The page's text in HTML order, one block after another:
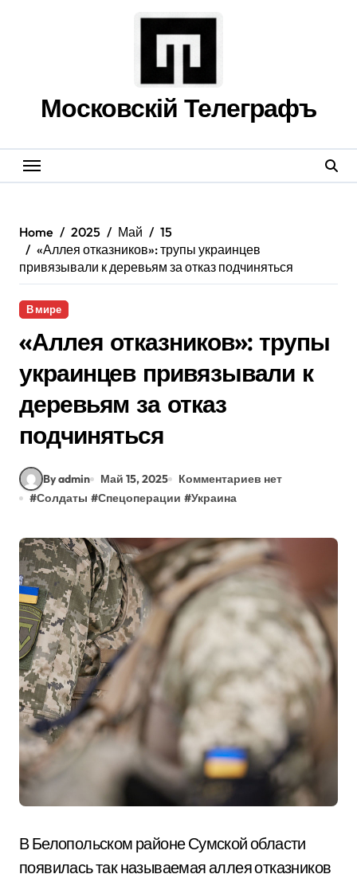
Московскій Телеграфъ
Home 2025 Май
15
«Аллея отказников»: трупы украинцев
привязывали к деревьям за отказ подчиняться
В мире
«Аллея отказников»: трупы
украинцев привязывали к
деревьям за отказ
подчиняться
By admin Май 15, 2025
Комментариев нет
#Солдаты #Спецоперации #Украина
В Белопольском районе Сумской области
появилась так называемая аллея отказников